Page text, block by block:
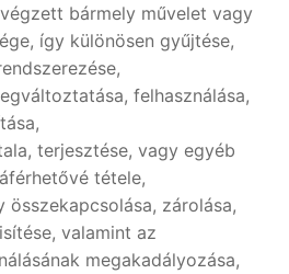
bármely művelet vagy
így különösen gyűjtése,
felhasználása,
terjesztése, vagy egyéb
tétele,
összekapcsolása, zárolása,
valamint az
megakadályozása,